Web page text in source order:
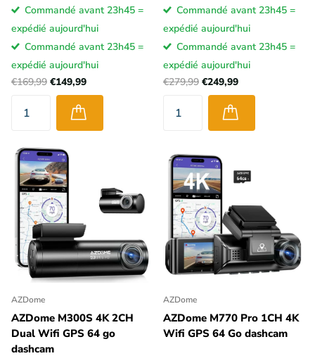
Commandé avant 23h45 =
expédié aujourd'hui
Commandé avant 23h45 =
expédié aujourd'hui
€169,99 €149,99
Commandé avant 23h45 =
expédié aujourd'hui
Commandé avant 23h45 =
expédié aujourd'hui
€279,99 €249,99
AZDome
AZDome M300S 4K 2CH
Dual Wifi GPS 64 go
dashcam
AZDome
AZDome M770 Pro 1CH 4K
Wifi GPS 64 Go dashcam